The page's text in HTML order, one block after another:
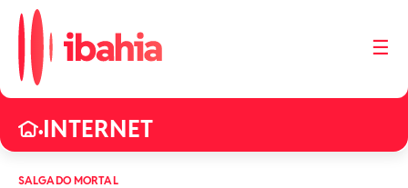
☰
•INTERNET
SALGADO MORTAL